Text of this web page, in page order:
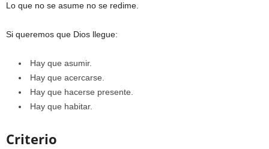
Lo que no se asume no se redime.
Si queremos que Dios llegue:
Hay que asumir.
Hay que acercarse.
Hay que hacerse presente.
Hay que habitar.
Criterio